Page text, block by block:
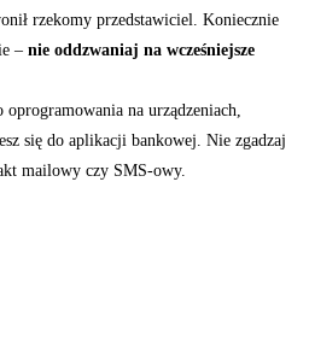
rzekomy przedstawiciel. Koniecznie
–nie oddzwaniaj na wcześniejsze
na urządzeniach,
się do aplikacji bankowej. Nie zgadzaj
mailowy czy SMS-owy.